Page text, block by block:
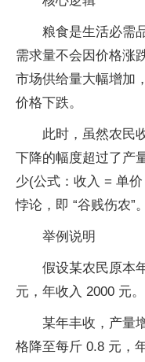
粮食是生活必需
需求量不会因价格涨
市场供给量大幅增加
价格下跌。
此时，虽然农民
下降的幅度超过了产
少(公式：收入 = 单
悖论，即 “谷贱伤农”。
举例说明
假设某农民原本
元，年收入 2000 元。
某年丰收，产量
格降至每斤 0.8 元，